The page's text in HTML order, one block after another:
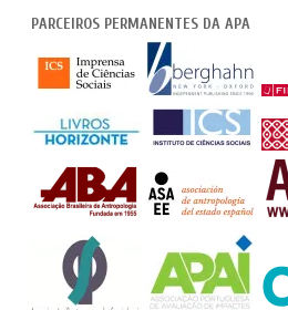
PARCEIROS PERMANENTES DA APA